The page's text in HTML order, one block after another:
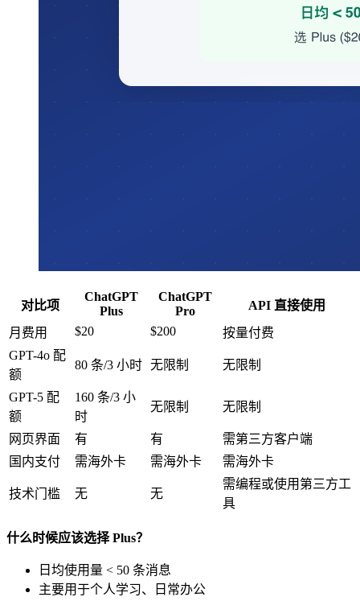
对比项
ChatGPT
Plus
ChatGPT
Pro
API 直接使用
月费用
$20 $200
按量付费
GPT-4o 配
额
80 条/3 小时 无限制 无限制
GPT-5 配
额
160 条/3 小
时
无限制 无限制
网页界面 有 有
需第三方客户端
国内支付
需海外卡 需海外卡 需海外卡
技术门槛 无 无
需编程或使用第三方工
具
什么时候应该选择 Plus？
日均使用量 < 50 条消息
主要用于个人学习、日常办公